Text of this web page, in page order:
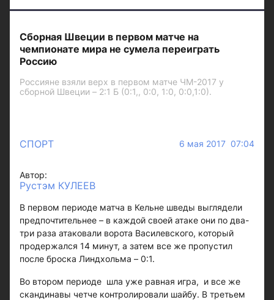
Сборная Швеции в первом матче на
чемпионате мира не сумела переиграть
Россию
Россияне взяли верх в первом матче ЧМ-2017 у
сборной Швеции – 2:1 Б (0:1,, 0:0, 1:0, 0:0,1:0).
СПОРТ 6 мая 2017 07:04
Автор:
Рустэм КУЛЕЕВ
В первом периоде матча в Кельне шведы выглядели
предпочтительнее – в каждой своей атаке они по два-
три раза атаковали ворота Василевского, который
продержался 14 минут, а затем все же пропустил
после броска Линдхольма – 0:1.
Во втором периоде шла уже равная игра, и все же
скандинавы четче контролировали шайбу. В третьем